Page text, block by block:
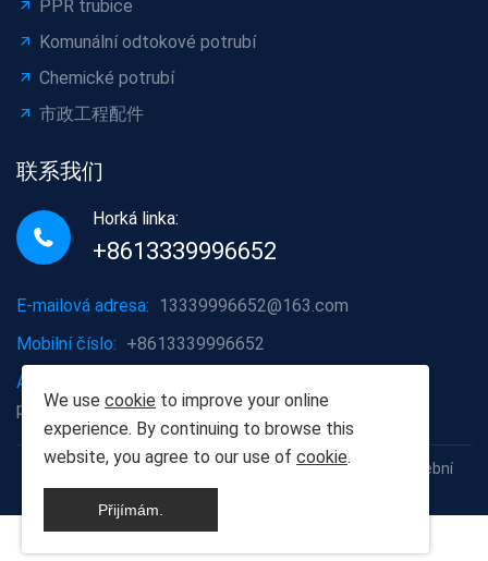
PPR trubice
Komunální odtokové potrubí
Chemické potrubí
市政工程配件
联系我们
Horká linka:
+8613339996652
E-mailová adresa: 13339996652@163.com
Mobilní číslo: +8613339996652
Adresa společnosti:
provincie Hubei
Copyright © 2012-2025 Wuhan Populus euphratica Stavební
materiály Co., Ltd
We use cookie to improve your online
experience. By continuing to browse this
website, you agree to our use of cookie.
Přijímám.